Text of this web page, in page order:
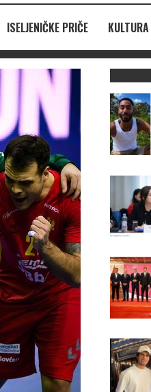
ISELJENIČKE PRIČE KULTURA